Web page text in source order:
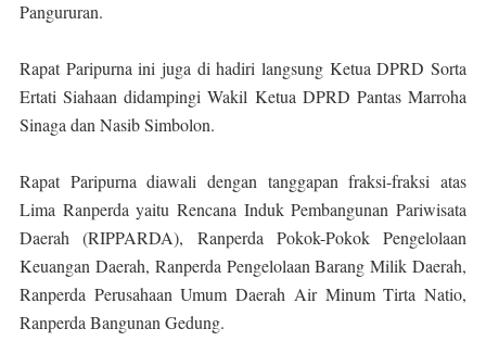
Pangururan.
Rapat Paripurna ini juga di hadiri langsung Ketua DPRD Sorta
Ertati Siahaan didampingi Wakil Ketua DPRD Pantas Marroha
Sinaga dan Nasib Simbolon.
Rapat Paripurna diawali dengan tanggapan fraksi-fraksi atas
Lima Ranperda yaitu Rencana Induk Pembangunan Pariwisata
Daerah (RIPPARDA), Ranperda Pokok-Pokok Pengelolaan
Keuangan Daerah, Ranperda Pengelolaan Barang Milik Daerah,
Ranperda Perusahaan Umum Daerah Air Minum Tirta Natio,
Ranperda Bangunan Gedung.